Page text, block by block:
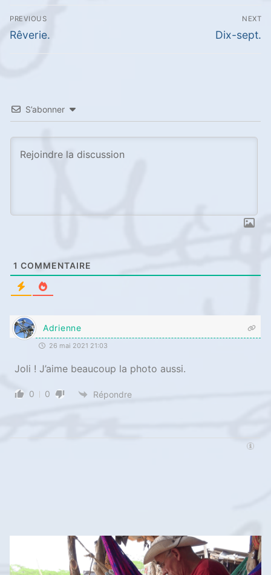
Navigation
de
l’article
PREVIOUS
Previous
Rêverie.
NEXT
Next
Dix-sept.
S’abonner
1 COMMENTAIRE
Adrienne
26 mai 2021 21:03
Joli ! J’aime beaucoup la photo aussi.
0 0 Répondre